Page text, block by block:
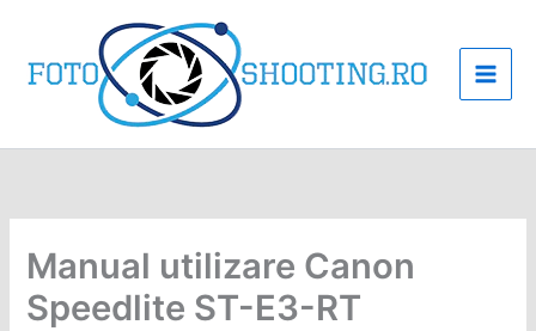
content
Manual utilizare Canon
Speedlite ST-E3-RT